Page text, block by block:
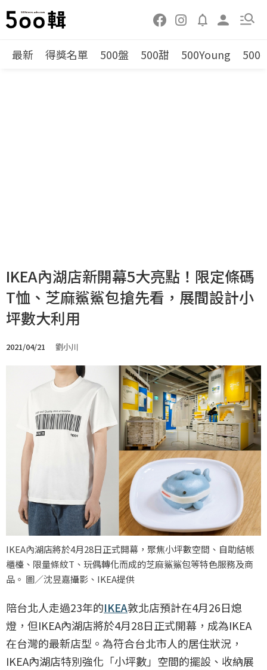
最新 得獎名單 500盤 500甜 500Young 500
IKEA內湖店新開幕5大亮點！限定條碼
T恤、芝麻鯊鯊包搶先看，展間設計小
坪數大利用
2021/04/21 劉小川
IKEA內湖店將於4月28日正式開幕，聚焦小坪數空間、自助結帳
櫃檯、限量條紋T、玩偶轉化而成的芝麻鯊鯊包等特色服務及商
品。 圖／沈昱嘉攝影、IKEA提供
陪台北人走過23年的IKEA敦北店預計在4月26日熄
燈，但IKEA內湖店將於4月28日正式開幕，成為IKEA
在台灣的最新店型。為符合台北市人的居住狀況，
IKEA內湖店特別強化「小坪數」空間的擺設、收納展